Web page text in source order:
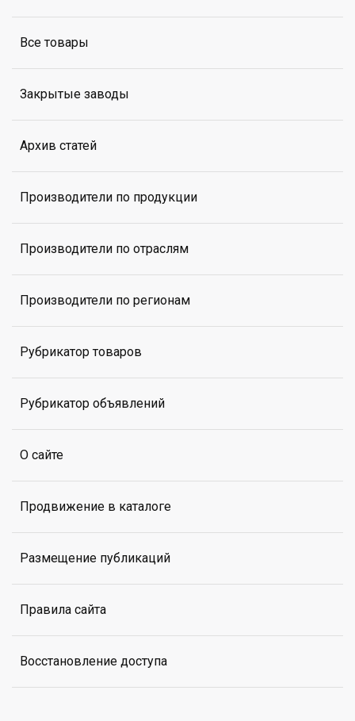
Все товары
Закрытые заводы
Архив статей
Производители по продукции
Производители по отраслям
Производители по регионам
Рубрикатор товаров
Рубрикатор объявлений
О сайте
Продвижение в каталоге
Размещение публикаций
Правила сайта
Восстановление доступа